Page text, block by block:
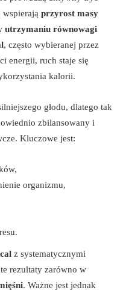
przyrost masy
utrzymaniu równowagi
, często wybieranej przez
energii, ruch staje się
kalorii.
głodu, dlatego tak
zbilansowany i
Kluczowe jest:
organizmu,
z systematycznymi
rezultaty zarówno w
. Ważne jest jednak